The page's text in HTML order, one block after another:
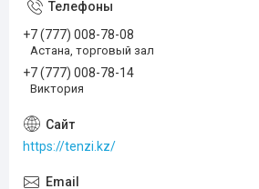
+7 (777) 008-78-08
Астана, торговый зал
+7 (777) 008-78-14
Виктория
https://tenzi.kz/